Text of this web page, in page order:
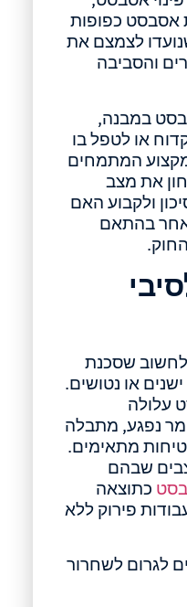
אסבסט כפופות
לצמצם את
והסביבה
במבנה,
או לטפל בו
מקצוע המתמחים
את מצב
ולקבוע האם
אחר בהתאם
לחשוב שסכנת
או נטושים.
עלולה
נפגע, מתבלה
מתאימים.
שבהם
כתוצאה
פירוק ללא
לגרום לשחרור